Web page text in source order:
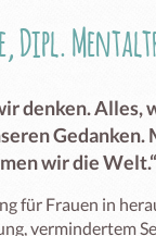
Dipl.
denken. Alles,
Gedanken.
wir die
für Frauen in
vermindertem